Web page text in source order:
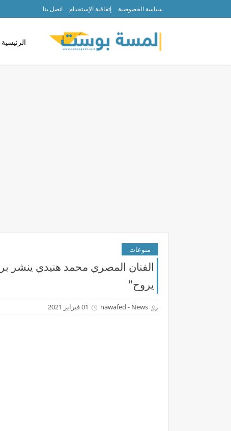
سياسة الخصوصية إتفاقية الإستخدام اتصل بنا
الرئيسية
منوعات
الفنان المصري محمد هنيدي ينشر
يروح"
nawafed - News 01 فبراير 2021